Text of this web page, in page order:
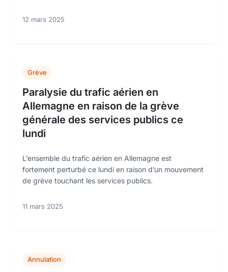
12 mars 2025
Grève
Paralysie du trafic aérien en
Allemagne en raison de la grève
générale des services publics ce
lundi
L’ensemble du trafic aérien en Allemagne est
fortement perturbé ce lundi en raison d’un mouvement
de grève touchant les services publics.
11 mars 2025
Annulation